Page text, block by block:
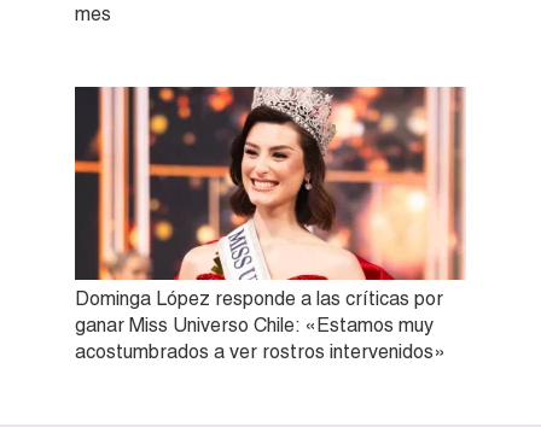
mes
Dominga López responde a las críticas por
ganar Miss Universo Chile: «Estamos muy
acostumbrados a ver rostros intervenidos»